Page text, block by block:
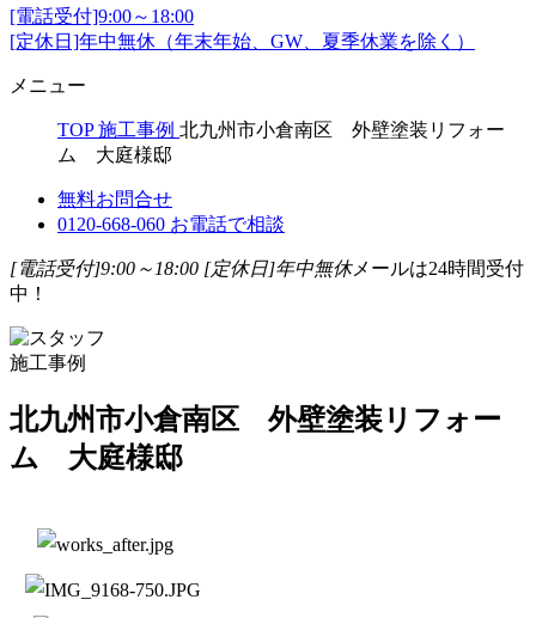
[電話受付]9:00～18:00
[定休日]年中無休（年末年始、GW、夏季休業を除く）
メニュー
TOP 施工事例 北九州市小倉南区 外壁塗装リフォー
ム 大庭様邸
無料お問合せ
0120-668-060 お電話で相談
[電話受付]9:00～18:00 [定休日]年中無休メールは24時間受付
中！
施工事例
北九州市小倉南区 外壁塗装リフォー
ム 大庭様邸